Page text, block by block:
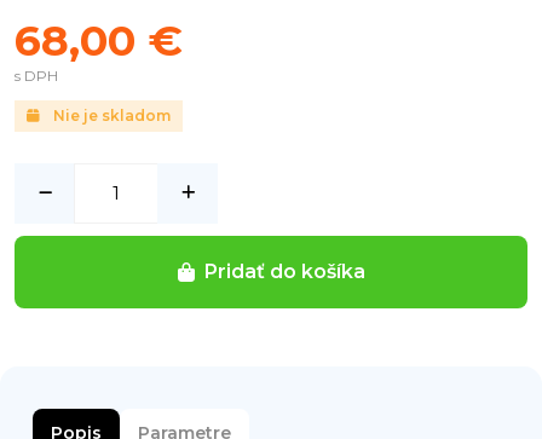
Nie je skladom
68,00 €
s DPH
Pridať do košíka
Popis Parametre